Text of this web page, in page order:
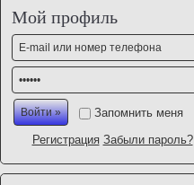
Мой профиль
Запомнить меня
Регистрация Забыли пароль?